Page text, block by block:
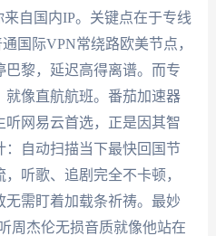
自国内IP。关键点在于专线
国际VPN常绕路欧美节点，
黎，延迟高得离谱。而专
就像直航航班。番茄加速器
网易云首选，正是因其智
自动扫描当下最快回国节
听歌、追剧完全不卡顿，
需盯着加载条祈祷。最妙
周杰伦无损音质就像他站在